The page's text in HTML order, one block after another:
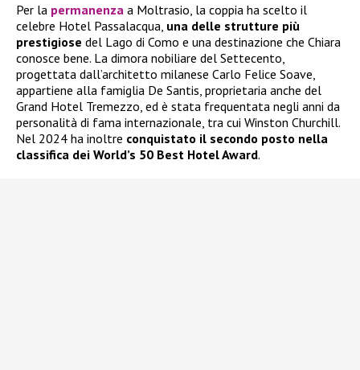
Per la permanenza a Moltrasio, la coppia ha scelto il
celebre Hotel Passalacqua, una delle strutture più
prestigiose del Lago di Como e una destinazione che Chiara
conosce bene. La dimora nobiliare del Settecento,
progettata dall’architetto milanese Carlo Felice Soave,
appartiene alla famiglia De Santis, proprietaria anche del
Grand Hotel Tremezzo, ed è stata frequentata negli anni da
personalità di fama internazionale, tra cui Winston Churchill.
Nel 2024 ha inoltre conquistato il secondo posto nella
classifica dei World’s 50 Best Hotel Award.